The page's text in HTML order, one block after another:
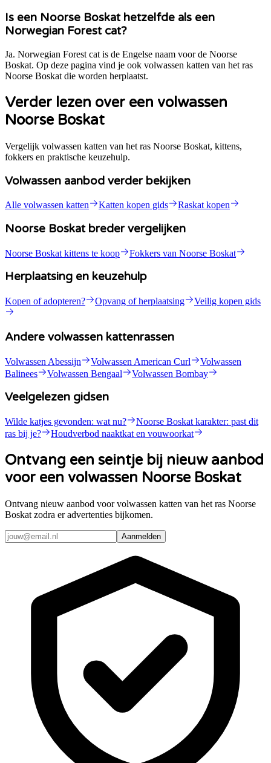
Is een Noorse Boskat hetzelfde als een
Norwegian Forest cat?
Ja. Norwegian Forest cat is de Engelse naam voor de Noorse
Boskat. Op deze pagina vind je ook volwassen katten van het ras
Noorse Boskat die worden herplaatst.
Verder lezen over een volwassen
Noorse Boskat
Vergelijk volwassen katten van het ras Noorse Boskat, kittens,
fokkers en praktische keuzehulp.
Volwassen aanbod verder bekijken
Alle volwassen katten Katten kopen gids Raskat kopen
Noorse Boskat breder vergelijken
Noorse Boskat kittens te koop Fokkers van Noorse Boskat
Herplaatsing en keuzehulp
Kopen of adopteren? Opvang of herplaatsing Veilig kopen gids
Andere volwassen kattenrassen
Volwassen Abessijn Volwassen American Curl
Volwassen
Balinees
Volwassen Bengaal Volwassen Bombay
Veelgelezen gidsen
Wilde katjes gevonden: wat nu?
Noorse Boskat karakter: past dit
ras bij je?
Houdverbod naaktkat en vouwoorkat
Ontvang een seintje bij nieuw aanbod
voor een volwassen Noorse Boskat
Ontvang nieuw aanbod voor volwassen katten van het ras Noorse
Boskat zodra er advertenties bijkomen.
Aanmelden